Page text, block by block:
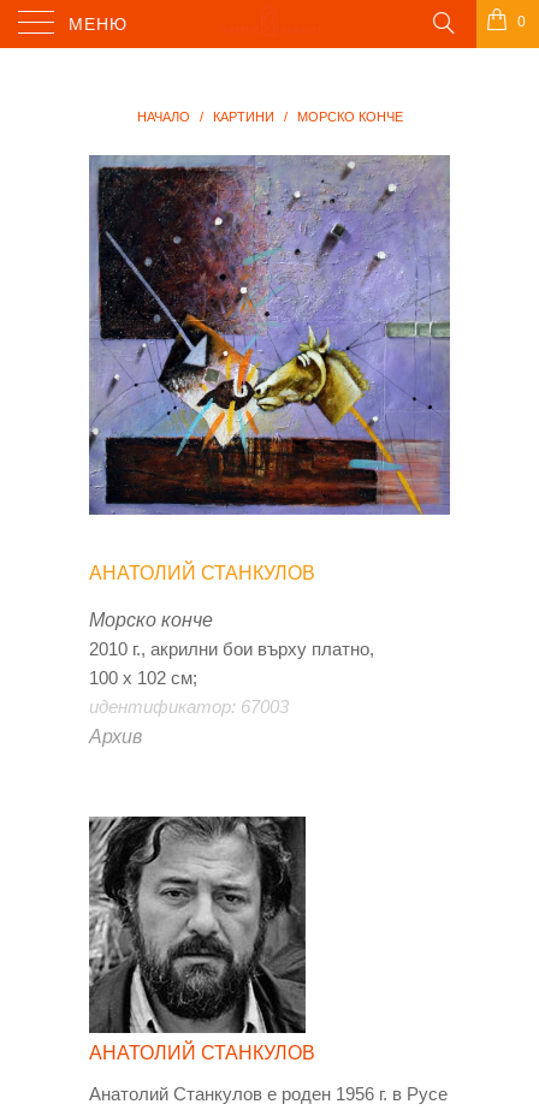
МЕНЮ 0
НАЧАЛО / КАРТИНИ / МОРСКО КОНЧЕ
АНАТОЛИЙ СТАНКУЛОВ
Морско конче
2010 г., акрилни бои върху платно,
100 х 102 см;
идентификатор: 67003
Архив
АНАТОЛИЙ СТАНКУЛОВ
Анатолий Станкулов е роден 1956 г. в Русе